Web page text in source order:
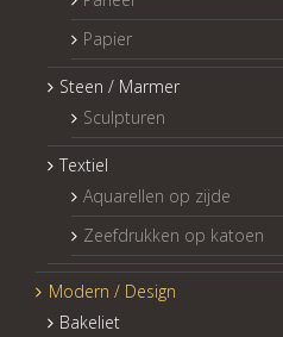
Papier
Steen / Marmer
Sculpturen
Textiel
Aquarellen op zijde
Zeefdrukken op katoen
Modern / Design
Bakeliet